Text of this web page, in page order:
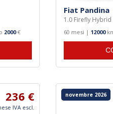
2000€
Fiat Pandina
1.0 Firefly Hybrid
60 mesi | 12000
236 €
IVA escl.
novembre 2026